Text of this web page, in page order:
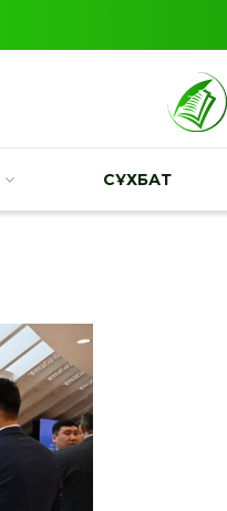
СҰХБАТ